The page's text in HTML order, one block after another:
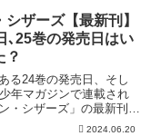
ザーズ【最新刊】
､25巻の発売日はい
？
る24巻の発売日、そし
年マガジンで連載され
・シザーズ」の最新刊の
ズ」24巻の発...2024.06.20